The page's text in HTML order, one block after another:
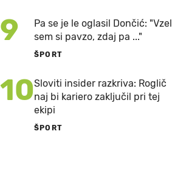
9
Pa se je le oglasil Dončić: "Vzel
sem si pavzo, zdaj pa ..."
ŠPORT
10Sloviti insider razkriva: Roglič
naj bi kariero zaključil pri tej
ekipi
ŠPORT